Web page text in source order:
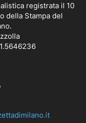
registrata il 10
della Stampa del